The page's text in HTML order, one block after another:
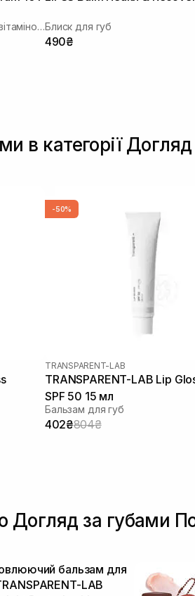
Пептидна сироватка для губ з вітаміном U та волюфіліномБлиск для губ
490₴
в категорії
-50%
TRANSPARENT-LAB
TRANSPARENT-LAB Lip
SPF 50 15 мл
Бальзам для губ
402₴804₴
Догляд за губами
бальзам для
LAB